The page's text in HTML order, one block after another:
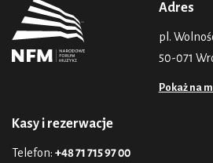
Adres
pl.
50-071
Pokaż na
Kasy i rezerwacje
Telefon: +48 71 715 97 00